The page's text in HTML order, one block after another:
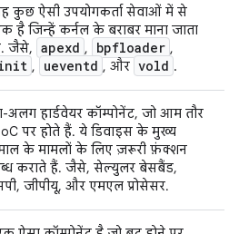
कुछ ऐसी उपयोगकर्ता सेवाओं में से
है जिन्हें कर्नल के बराबर माना जाता
जैसे, apexd , bpfloader ,
, ueventd , और vold .
हार्डवेयर कॉम्पोनेंट, जो आम तौर
पर होते हैं. ये डिवाइस के मुख्य
के मामलों के लिए ज़रूरी फ़ंक्शन
कराते हैं. जैसे, सेल्युलर बेसबैंड,
जीपीयू, और एमएल प्रोसेसर.